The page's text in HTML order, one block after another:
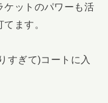
ケットのパワーも活
ます。
すぎて)コートに入